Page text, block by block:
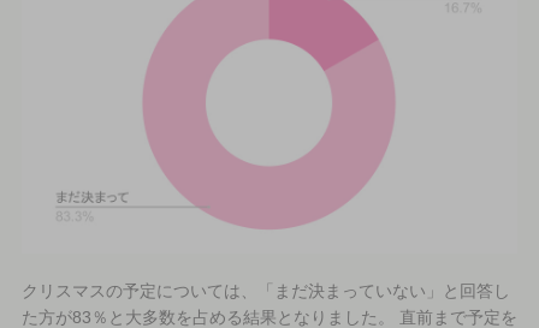
クリスマスの予定については、「まだ決まっていない」と回答し
た方が83％と大多数を占める結果となりました。 直前まで予定を